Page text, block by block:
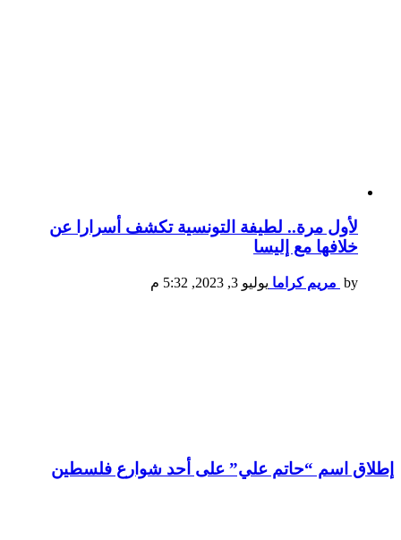
لأول مرة.. لطيفة التونسية تكشف أسرارا عن
خلافها مع إليسا
by مريم كراما يوليو 3, 2023, 5:32 م
إطلاق اسم “حاتم علي” على أحد شوارع فلسطين